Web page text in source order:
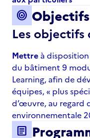
target Objectifs
Les
Mettre à
du bâtiment 9
Learning, afin de
équipes, « plus
d’œuvre, au regard
environnementale
article